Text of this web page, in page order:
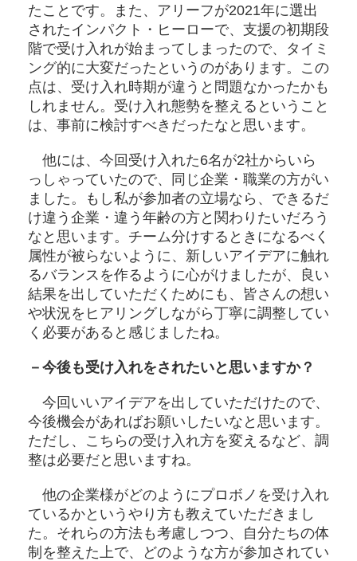
たことです。また、アリーフが2021年に選出
されたインパクト・ヒーローで、支援の初期段
階で受け入れが始まってしまったので、タイミ
ング的に大変だったというのがあります。この
点は、受け入れ時期が違うと問題なかったかも
しれません。受け入れ態勢を整えるということ
は、事前に検討すべきだったなと思います。
他には、今回受け入れた6名が2社からいら
っしゃっていたので、同じ企業・職業の方がい
ました。もし私が参加者の立場なら、できるだ
け違う企業・違う年齢の方と関わりたいだろう
なと思います。チーム分けするときになるべく
属性が被らないように、新しいアイデアに触れ
るバランスを作るように心がけましたが、良い
結果を出していただくためにも、皆さんの想い
や状況をヒアリングしながら丁寧に調整してい
く必要があると感じましたね。
－今後も受け入れをされたいと思いますか？
今回いいアイデアを出していただけたので、
今後機会があればお願いしたいなと思います。
ただし、こちらの受け入れ方を変えるなど、調
整は必要だと思いますね。
他の企業様がどのようにプロボノを受け入れ
ているかというやり方も教えていただきまし
た。それらの方法も考慮しつつ、自分たちの体
制を整えた上で、どのような方が参加されてい